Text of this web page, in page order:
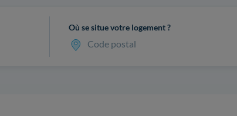
Où se situe votre logement ?
Code postal